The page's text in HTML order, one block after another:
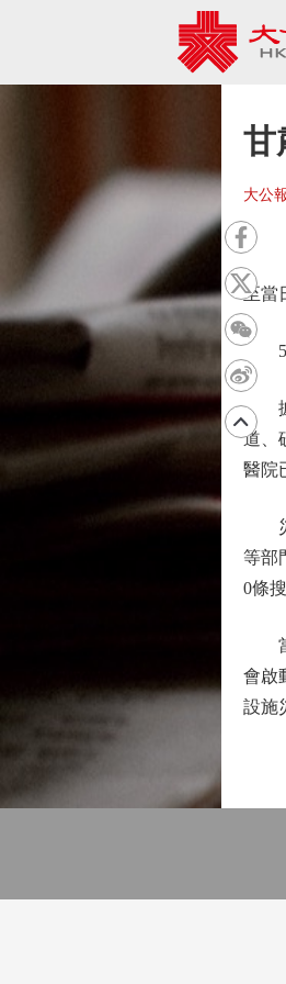
甘
大公
【大
至當
5
據悉
道、
醫院
災
等部
0條
當
會啟
設施